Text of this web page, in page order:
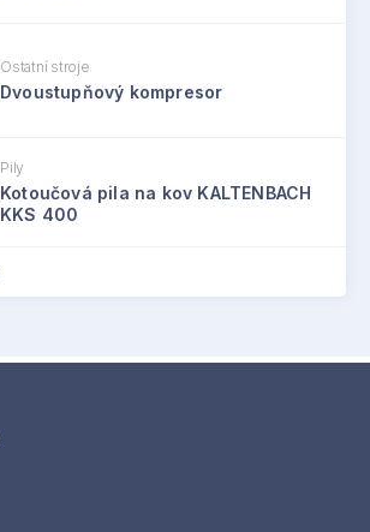
Ostatní stroje
Dvoustupňový kompresor
Pily
Kotoučová pila na kov KALTENBACH
KKS 400